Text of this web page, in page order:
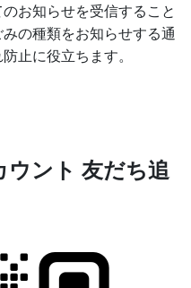
お知らせを受信すること
の種類をお知らせする通
止に役立ちます。
ウント 友だち追